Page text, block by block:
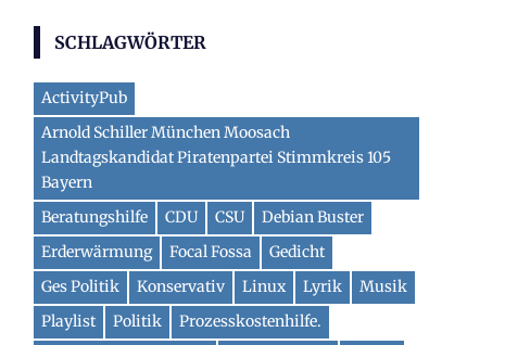
SCHLAGWÖRTER
ActivityPub
Arnold Schiller München Moosach
Landtagskandidat Piratenpartei Stimmkreis 105
Bayern
Beratungshilfe
CDU CSU
Debian Buster
Erderwärmung
Focal Fossa
Gedicht
Ges Politik
Konservativ Linux Lyrik
Musik
Playlist
Politik
Prozesskostenhilfe.